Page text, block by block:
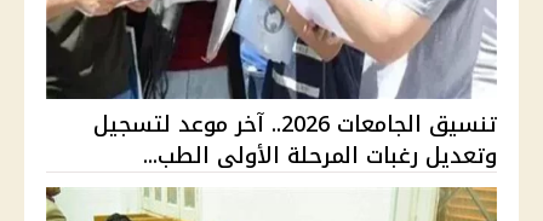
تنسيق الجامعات 2026.. آخر موعد لتسجيل
وتعديل رغبات المرحلة الأولى الطب...